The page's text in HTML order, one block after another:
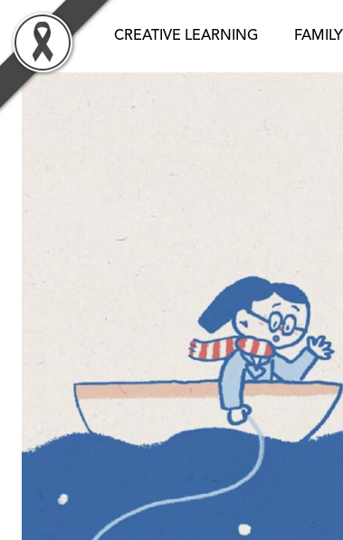
content
CREATIVE LEARNING FAMILY